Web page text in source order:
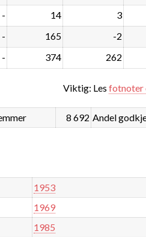
- 14 3
- 165 -2
- 374 262
Viktig: Les fotnoter
8 692 Andel
1953
1969
1985